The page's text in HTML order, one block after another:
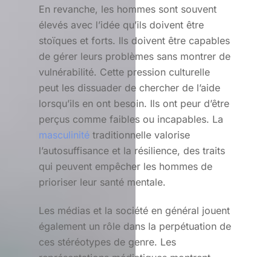
En revanche, les hommes sont souvent
élevés avec l’idée qu’ils doivent être
stoïques et forts. Ils doivent être capables
de gérer leurs problèmes sans montrer de
vulnérabilité. Cette pression culturelle
peut les dissuader de chercher de l’aide
lorsqu’ils en ont besoin. Ils ont peur d’être
perçus comme faibles ou incapables. La
masculinité traditionnelle valorise
l’autosuffisance et la résilience, des traits
qui peuvent empêcher les hommes de
prioriser leur santé mentale.
Les médias et la société en général jouent
également un rôle dans la perpétuation de
ces stéréotypes de genre. Les